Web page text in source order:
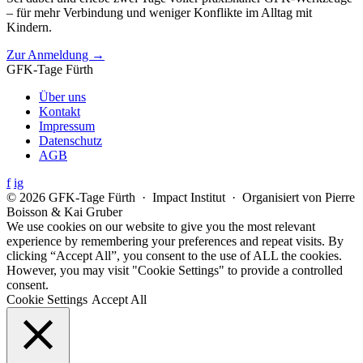
– für mehr Verbindung und weniger Konflikte im Alltag mit
Kindern.
Zur Anmeldung →
GFK-Tage Fürth
Über uns
Kontakt
Impressum
Datenschutz
AGB
f ig
© 2026 GFK-Tage Fürth · Impact Institut · Organisiert von Pierre
Boisson & Kai Gruber
We use cookies on our website to give you the most relevant
experience by remembering your preferences and repeat visits. By
clicking “Accept All”, you consent to the use of ALL the cookies.
However, you may visit "Cookie Settings" to provide a controlled
consent.
Cookie Settings Accept All